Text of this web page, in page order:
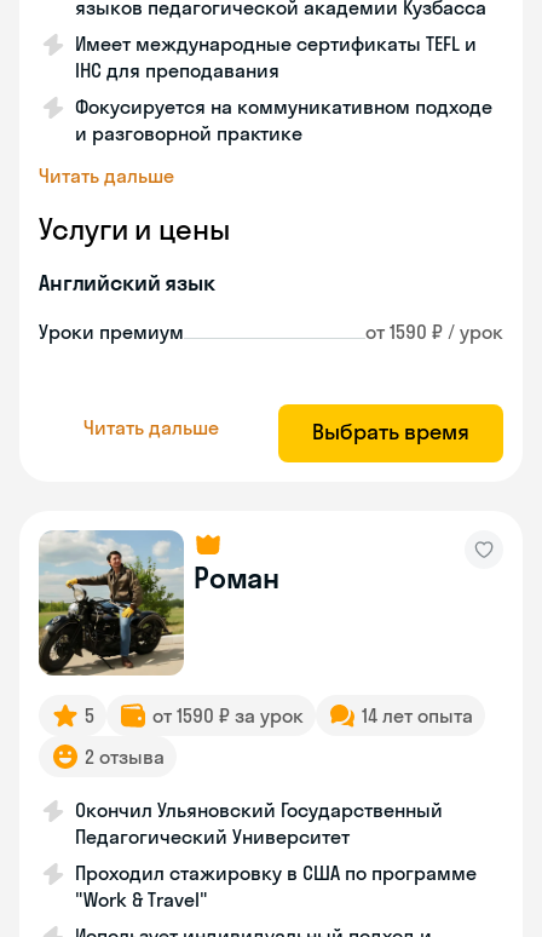
языков педагогической академии Кузбасса
Имеет международные сертификаты TEFL и
IHC для преподавания
Фокусируется на коммуникативном подходе
и разговорной практике
Читать дальше
Услуги и цены
Английский язык
Уроки премиум от 1590 ₽ / урок
Читать дальше Выбрать время
Роман
5 от 1590 ₽ за урок
14 лет опыта
2 отзыва
Окончил Ульяновский Государственный
Педагогический Университет
Проходил стажировку в США по программе
"Work & Travel"